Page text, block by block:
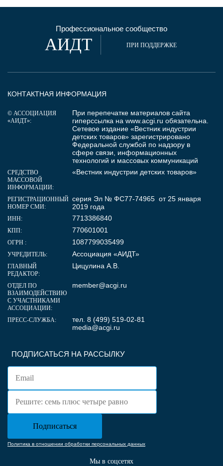
Профессиональное сообщество
АИДТ ПРИ ПОДДЕРЖКЕ
ПОДПИСАТЬСЯ НА РАССЫЛКУ
Политика в отношении обработки персональных данных
Мы в соцсетях
КОНТАКТНАЯ ИНФОРМАЦИЯ
© АССОЦИАЦИЯ
«АИДТ»:
При перепечатке материалов сайта
гиперссылка на www.acgi.ru обязательна.
Сетевое издание «Вестник индустрии
детских товаров» зарегистрировано
Федеральной службой по надзору в
сфере связи, информационных
технологий и массовых коммуникаций
СРЕДСТВО
МАССОВОЙ
ИНФОРМАЦИИ:
«Вестник индустрии детских товаров»
РЕГИСТРАЦИОННЫЙ
НОМЕР СМИ:
серия Эл № ФС77-74965 от 25 января
2019 года
ИНН: 7713386840
КПП: 770601001
ОГРН : 1087799035499
УЧРЕДИТЕЛЬ: Ассоциация «АИДТ»
ГЛАВНЫЙ
РЕДАКТОР:
Цицулина А.В.
ОТДЕЛ ПО
ВЗАИМОДЕЙСТВИЮ
С УЧАСТНИКАМИ
АССОЦИАЦИИ:
member@acgi.ru
ПРЕСС-СЛУЖБА:
тел. 8 (499) 519-02-81
media@acgi.ru